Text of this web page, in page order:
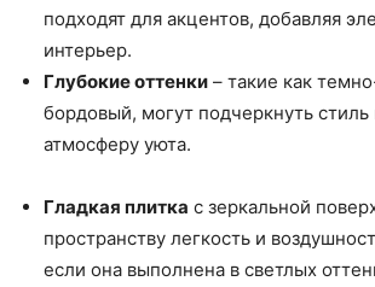
подходят для акцентов, добавляя
интерьер.
Глубокие оттенки – такие как
бордовый, могут подчеркнуть стиль
атмосферу уюта.
Гладкая плитка с зеркальной
пространству легкость и
если она выполнена в светлых